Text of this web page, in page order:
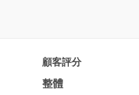
顧客評分
整體